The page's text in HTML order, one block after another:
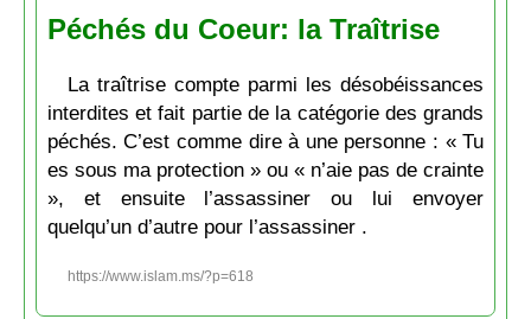
Péchés du Coeur: la Traîtrise
La traîtrise compte parmi les désobéissances
interdites et fait partie de la catégorie des grands
péchés. C’est comme dire à une personne : « Tu
es sous ma protection » ou « n’aie pas de crainte
», et ensuite l’assassiner ou lui envoyer
quelqu’un d’autre pour l’assassiner .
https://www.islam.ms/?p=618